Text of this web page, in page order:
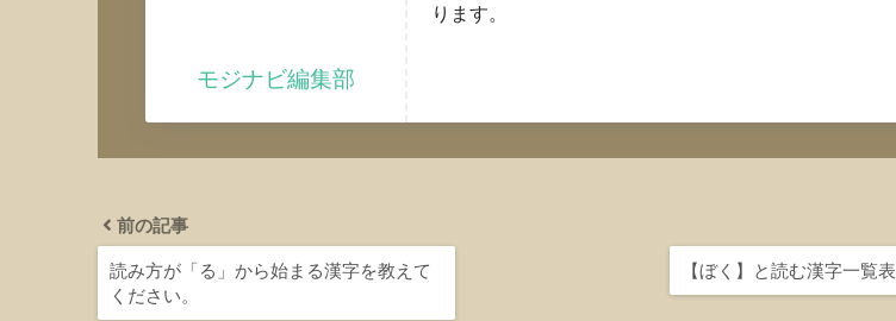
モジナビ編集部
ります。
前の記事
読み方が「る」から始まる漢字を教えて
ください。
【ぼく】と読む漢字一覧表